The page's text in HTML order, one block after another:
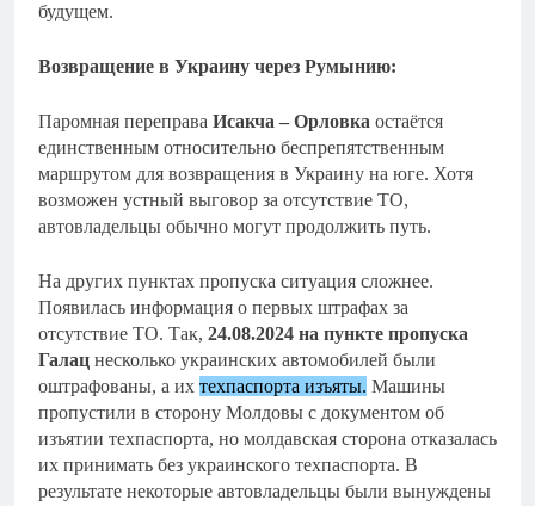
будущем.
Возвращение в Украину через Румынию:
Паромная переправа Исакча – Орловка остаётся
единственным относительно беспрепятственным
маршрутом для возвращения в Украину на юге. Хотя
возможен устный выговор за отсутствие ТО,
автовладельцы обычно могут продолжить путь.
На других пунктах пропуска ситуация сложнее.
Появилась информация о первых штрафах за
отсутствие ТО. Так, 24.08.2024 на пункте пропуска
Галац несколько украинских автомобилей были
оштрафованы, а их техпаспорта изъяты. Машины
пропустили в сторону Молдовы с документом об
изъятии техпаспорта, но молдавская сторона отказалась
их принимать без украинского техпаспорта. В
результате некоторые автовладельцы были вынуждены